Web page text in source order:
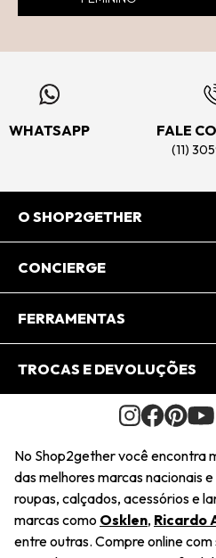
WHATSAPP FALE
(11)
O SHOP2GETHER
Sobre Nós
Journal
Saiu na Mídia
Sustentabilidade
CONCIERGE
Central de Relacionamento
Regulamento e Promoções
FERRAMENTAS
Minha Conta
Pedido de Presente
Wishlist
TROCAS E DEVOLUÇÕES
Condições Gerais
Troca Fácil
Restituição de Pagamento
Dúvidas Frequentes
No Shop2gether você encontra
das melhores marcas nacionais
roupas, calçados, acessórios e
marcas como Osklen, Ricardo
entre outras. Compre online